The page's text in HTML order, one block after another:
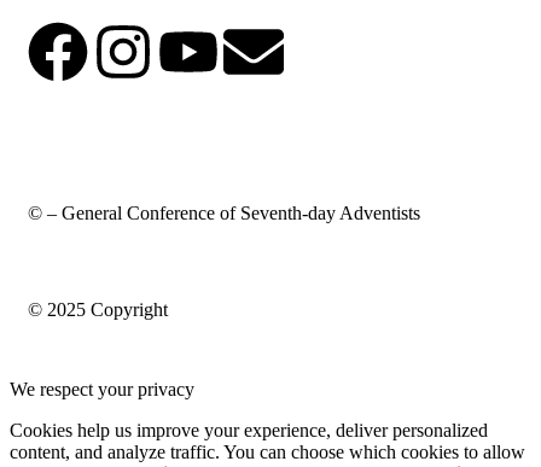
© – General Conference of Seventh-day Adventists
© 2025 Copyright
We respect your privacy
Cookies help us improve your experience, deliver personalized
content, and analyze traffic. You can choose which cookies to allow